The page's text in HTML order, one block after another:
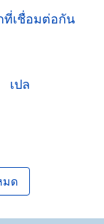
ที่เชื่อมต่อกัน
เปล
มด